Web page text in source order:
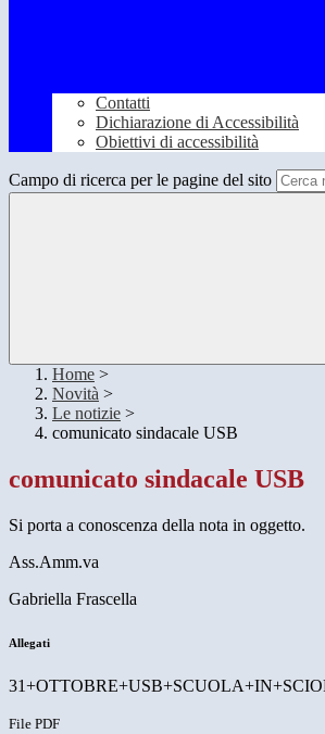
Contatti
Dichiarazione di Accessibilità
Obiettivi di accessibilità
Campo di ricerca per le pagine del sito
Home >
Novità >
Le notizie >
comunicato sindacale USB
comunicato sindacale USB
Si porta a conoscenza della nota in oggetto.
Ass.Amm.va
Gabriella Frascella
Allegati
File PDF